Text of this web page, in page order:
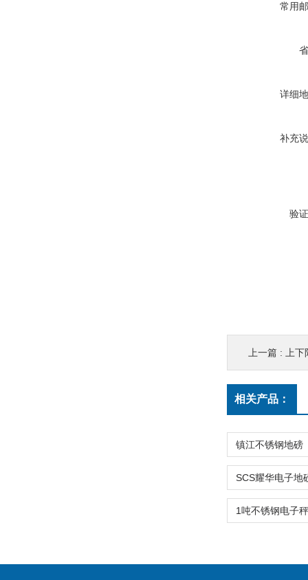
常用
详细
补充
验
上一篇 : 上
相关产品：